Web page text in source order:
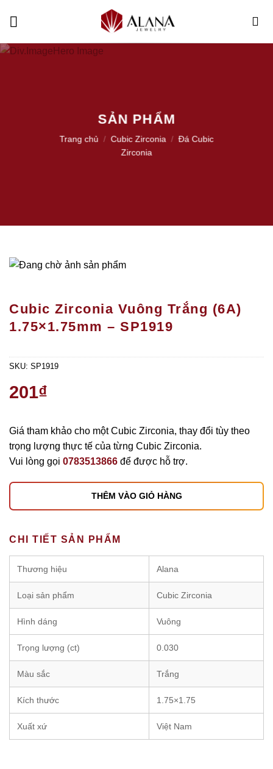
SẢN PHẨM
Trang chủ / Cubic Zirconia / Đá Cubic
Zirconia
Cubic Zirconia Vuông Trắng (6A)
1.75×1.75mm – SP1919
SKU: SP1919
201₫
Giá tham khảo cho một Cubic Zirconia, thay đổi tùy theo
trọng lượng thực tế của từng Cubic Zirconia.
Vui lòng gọi 0783513866 để được hỗ trợ.
THÊM VÀO GIỎ HÀNG
CHI TIẾT SẢN PHẨM
Thương hiệu Alana
Loại sản phẩm Cubic Zirconia
Hình dáng Vuông
Trọng lượng (ct) 0.030
Màu sắc Trắng
Kích thước 1.75×1.75
Xuất xứ Việt Nam